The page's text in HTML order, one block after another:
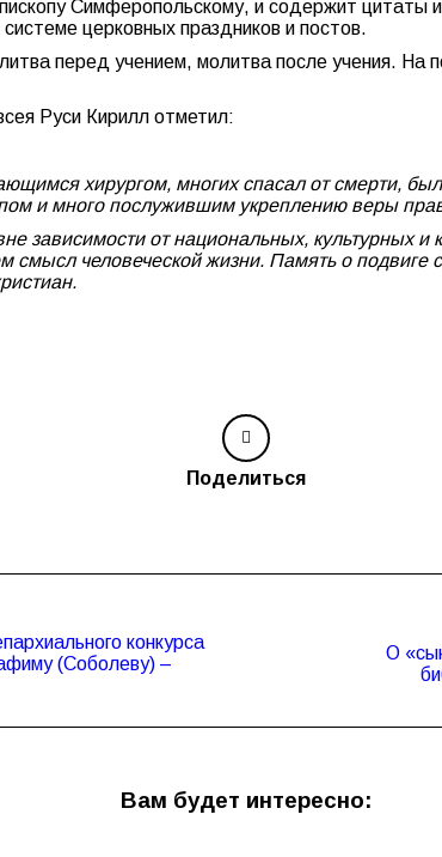
Симферопольскому, и содержит цитаты
церковных праздников и постов.
перед учением, молитва после учения. На
Руси Кирилл отметил:
хирургом, многих спасал от смерти,
и много послужившим укреплению веры
зависимости от национальных, культурных
человеческой жизни. Память о подвиге
Поделиться
конкурса
(Соболеву) –
СледующаяО
Вам будет интересно: